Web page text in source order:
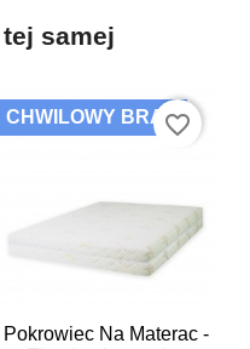
samej
Pokrowiec Na Materac -
CHWILOWY BRAKfavorite_border